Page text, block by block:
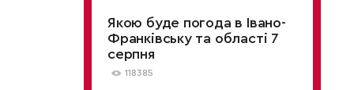
Якою буде погода в Івано-
Франківську та області 7
серпня
118385